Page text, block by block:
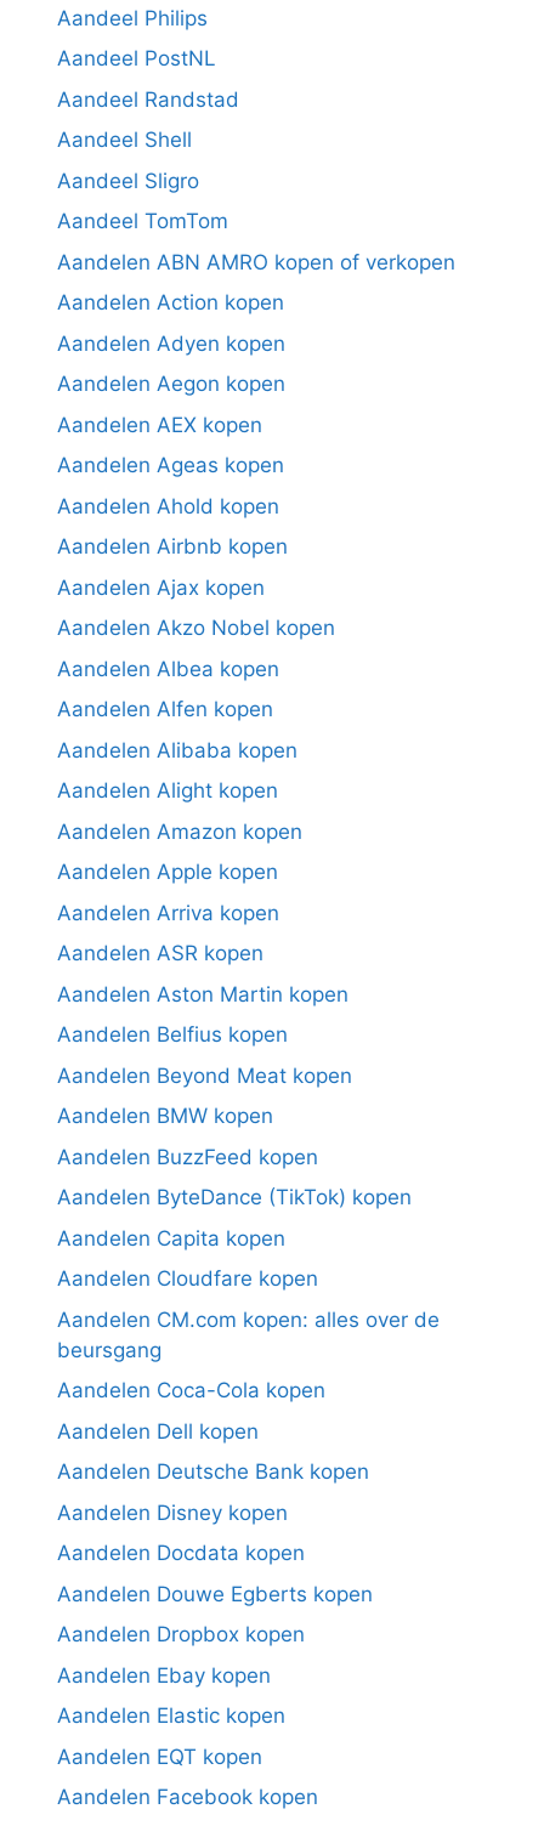
Aandeel Philips
Aandeel PostNL
Aandeel Randstad
Aandeel Shell
Aandeel Sligro
Aandeel TomTom
Aandelen ABN AMRO kopen of verkopen
Aandelen Action kopen
Aandelen Adyen kopen
Aandelen Aegon kopen
Aandelen AEX kopen
Aandelen Ageas kopen
Aandelen Ahold kopen
Aandelen Airbnb kopen
Aandelen Ajax kopen
Aandelen Akzo Nobel kopen
Aandelen Albea kopen
Aandelen Alfen kopen
Aandelen Alibaba kopen
Aandelen Alight kopen
Aandelen Amazon kopen
Aandelen Apple kopen
Aandelen Arriva kopen
Aandelen ASR kopen
Aandelen Aston Martin kopen
Aandelen Belfius kopen
Aandelen Beyond Meat kopen
Aandelen BMW kopen
Aandelen BuzzFeed kopen
Aandelen ByteDance (TikTok) kopen
Aandelen Capita kopen
Aandelen Cloudfare kopen
Aandelen CM.com kopen: alles over de
beursgang
Aandelen Coca-Cola kopen
Aandelen Dell kopen
Aandelen Deutsche Bank kopen
Aandelen Disney kopen
Aandelen Docdata kopen
Aandelen Douwe Egberts kopen
Aandelen Dropbox kopen
Aandelen Ebay kopen
Aandelen Elastic kopen
Aandelen EQT kopen
Aandelen Facebook kopen